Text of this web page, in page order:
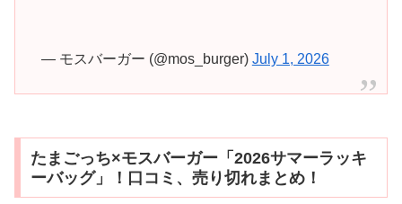
— モスバーガー (@mos_burger) July 1, 2026
たまごっち×モスバーガー「2026サマーラッキ
ーバッグ」！口コミ、売り切れまとめ！